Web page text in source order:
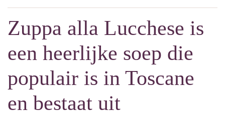
Zuppa alla Lucchese is
een heerlijke soep die
populair is in Toscane
en bestaat uit